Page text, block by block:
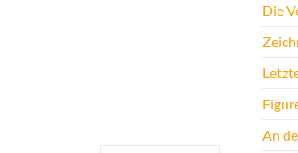
Die
An